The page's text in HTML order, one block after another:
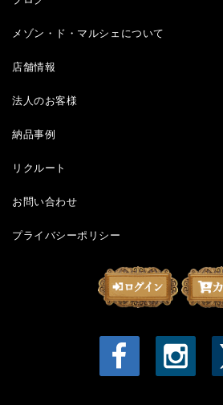
メゾン・ド・マルシェについて
店舗情報
法人のお客様
納品事例
リクルート
お問い合わせ
プライバシーポリシー